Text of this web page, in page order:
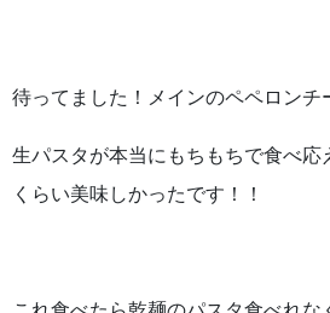
待ってました！メインのペペロンチ
生パスタが本当にもちもちで食べ応
くらい美味しかったです！！